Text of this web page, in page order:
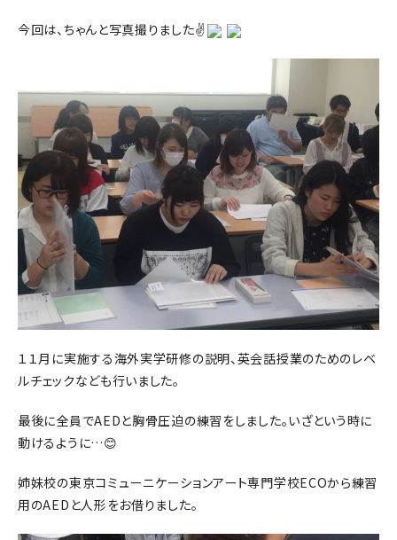
今回は、ちゃんと写真撮りました✌️
１１月に実施する海外実学研修の説明、英会話授業のためのレベ
ルチェックなども行いました。
最後に全員でAEDと胸骨圧迫の練習をしました。いざという時に
動けるように…😊
姉妹校の東京コミューニケーションアート専門学校ECOから練習
用のAEDと人形をお借りました。